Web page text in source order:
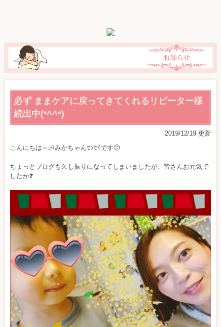
の
「骨
体」
studio
必ず ままケアに戻ってきてくれるリピーター様
続出中(*^^*)
2019/12/19 更新
こんにちは～🎶みかちゃんｾﾝｾｲです🙂
ちょっとブログも久し振りになってしまいましたが、皆さんお元気で
したか❓